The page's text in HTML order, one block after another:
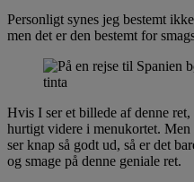
Personligt synes jeg bestemt
men det er den bestemt for
Hvis I ser et billede af denne
hurtigt videre i menukortet. Men
ser knap så godt ud, så er det
og smage på denne geniale ret.